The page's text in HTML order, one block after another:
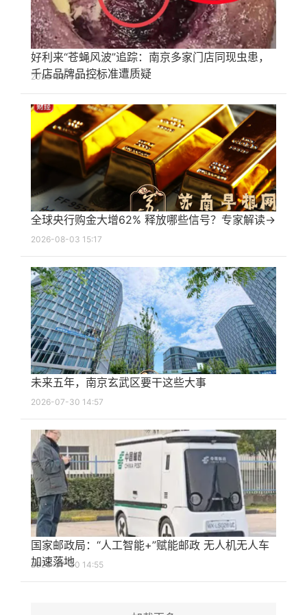
好利来“苍蝇风波”追踪：南京多家门店同现虫患，
千店品牌品控标准遭质疑
2026-08-03 15:22
全球央行购金大增62% 释放哪些信号？专家解读→
2026-08-03 15:17
未来五年，南京玄武区要干这些大事
2026-07-30 14:57
国家邮政局：“人工智能+”赋能邮政 无人机无人车
加速落地
2026-07-30 14:55